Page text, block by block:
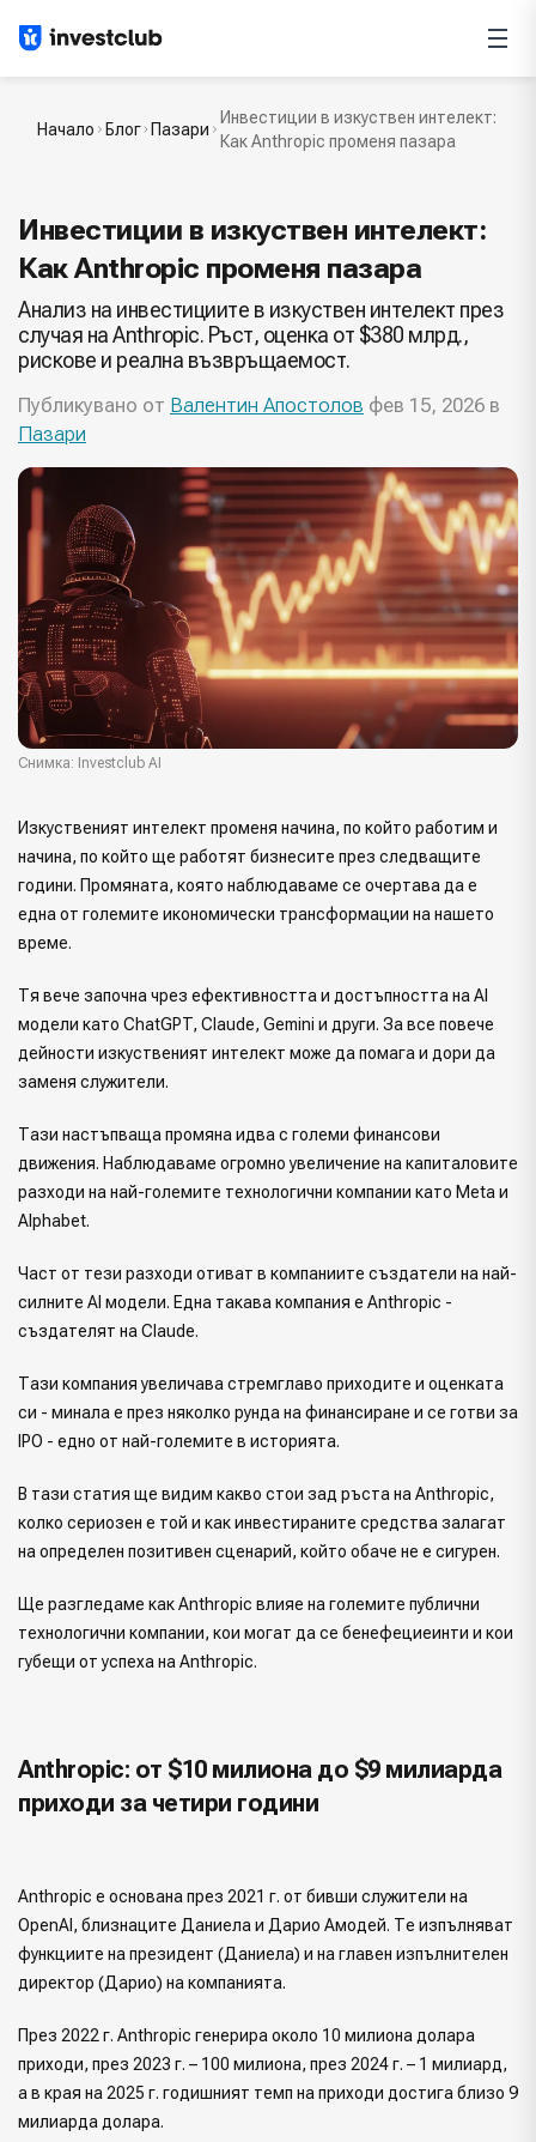
Начало Блог Пазари
Инвестиции в изкуствен интелект:
Как Anthropic променя пазара
Инвестиции в изкуствен интелект:
Как Anthropic променя пазара
Анализ на инвестициите в изкуствен интелект през
случая на Anthropic. Ръст, оценка от $380 млрд.,
рискове и реална възвръщаемост.
Публикувано от Валентин Апостолов фев 15, 2026 в
Пазари
Снимка: Investclub AI
Изкуственият интелект променя начина, по който работим и
начина, по който ще работят бизнесите през следващите
години. Промяната, която наблюдаваме се очертава да е
една от големите икономически трансформации на нашето
време.
Тя вече започна чрез ефективността и достъпността на AI
модели като ChatGPT, Claude, Gemini и други. За все повече
дейности изкуственият интелект може да помага и дори да
заменя служители.
Тази настъпваща промяна идва с големи финансови
движения. Наблюдаваме огромно увеличение на капиталовите
разходи на най-големите технологични компании като Meta и
Alphabet.
Част от тези разходи отиват в компаниите създатели на най-
силните AI модели. Една такава компания е Anthropic -
създателят на Claude.
Тази компания увеличава стремглаво приходите и оценката
си - минала е през няколко рунда на финансиране и се готви за
IPO - едно от най-големите в историята.
В тази статия ще видим какво стои зад ръста на Anthropic,
колко сериозен е той и как инвестираните средства залагат
на определен позитивен сценарий, който обаче не е сигурен.
Ще разгледаме как Anthropic влияе на големите публични
технологични компании, кои могат да се бенефециеинти и кои
губещи от успеха на Anthropic.
Anthropic: от $10 милиона до $9 милиарда
приходи за четири години
Anthropic е основана през 2021 г. от бивши служители на
OpenAI, близнаците Даниела и Дарио Амодей. Те изпълняват
функциите на президент (Даниела) и на главен изпълнителен
директор (Дарио) на компанията.
През 2022 г. Anthropic генерира около 10 милиона долара
приходи, през 2023 г. – 100 милиона, през 2024 г. – 1 милиард,
а в края на 2025 г. годишният темп на приходи достига близо 9
милиарда долара.